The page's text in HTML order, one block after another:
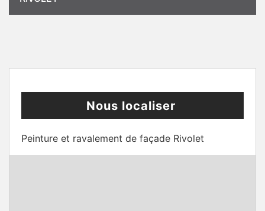
Nous localiser
Peinture et ravalement de façade Rivolet